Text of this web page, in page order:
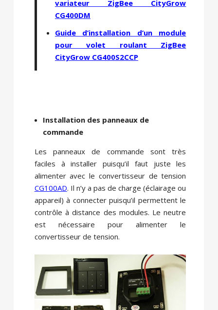
variateur ZigBee CityGrow
CG400DM
Guide d’installation d’un module
pour volet roulant ZigBee
CityGrow CG400S2CCP
Installation des panneaux de
commande
Les panneaux de commande sont très
faciles à installer puisqu’il faut juste les
alimenter avec le convertisseur de tension
CG100AD. Il n’y a pas de charge (éclairage ou
appareil) à connecter puisqu’il permettent le
contrôle à distance des modules. Le neutre
est nécessaire pour alimenter le
convertisseur de tension.